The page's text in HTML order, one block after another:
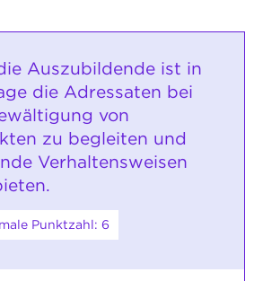
Auszubildende ist in
die Adressaten bei
von
zu begleiten und
Verhaltensweisen
Punktzahl: 6